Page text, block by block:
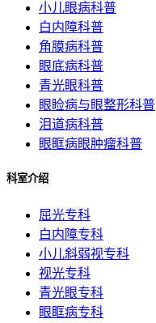
小儿眼病科普
白内障科普
角膜病科普
眼底病科普
青光眼科普
眼睑病与眼整形科普
泪道病科普
眼眶病眼肿瘤科普
科室介绍
屈光专科
白内障专科
小儿斜弱视专科
视光专科
青光眼专科
眼眶病专科